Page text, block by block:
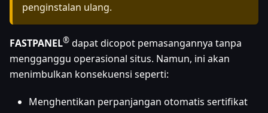
penginstalan ulang.
FASTPANEL® dapat dicopot pemasangannya tanpa
mengganggu operasional situs. Namun, ini akan
menimbulkan konsekuensi seperti:
Menghentikan perpanjangan otomatis sertifikat